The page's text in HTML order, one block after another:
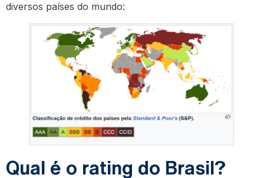
diversos países do mundo:
Qual é o rating do Brasil?